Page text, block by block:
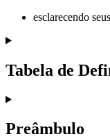
esclarecendo
Tabela de
Preâmbulo